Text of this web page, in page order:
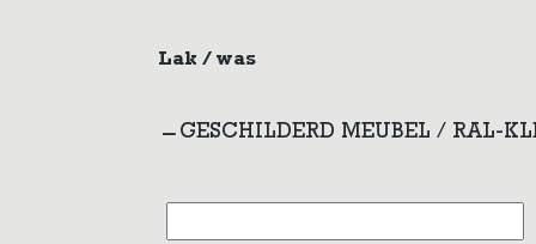
Lak / was
GESCHILDERD MEUBEL / RAL-